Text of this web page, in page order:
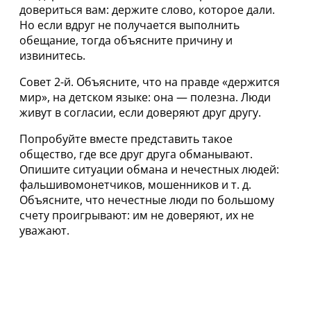
довериться вам: держите слово, которое дали.
Но если вдруг не получается выполнить
обещание, тогда объясните причину и
извинитесь.
Совет 2-й. Объясните, что на правде «держится
мир», на детском языке: она — полезна. Люди
живут в согласии, если доверяют друг другу.
Попробуйте вместе представить такое
общество, где все друг друга обманывают.
Опишите ситуации обмана и нечестных людей:
фальшивомонетчиков, мошенников и т. д.
Объясните, что нечестные люди по большому
счету проигрывают: им не доверяют, их не
уважают.